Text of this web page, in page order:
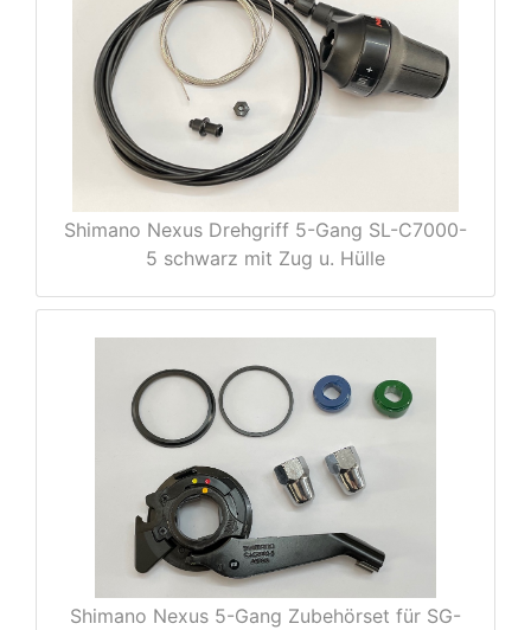
Shimano Nexus Drehgriff 5-Gang SL-C7000-
5 schwarz mit Zug u. Hülle
Shimano Nexus 5-Gang Zubehörset für SG-